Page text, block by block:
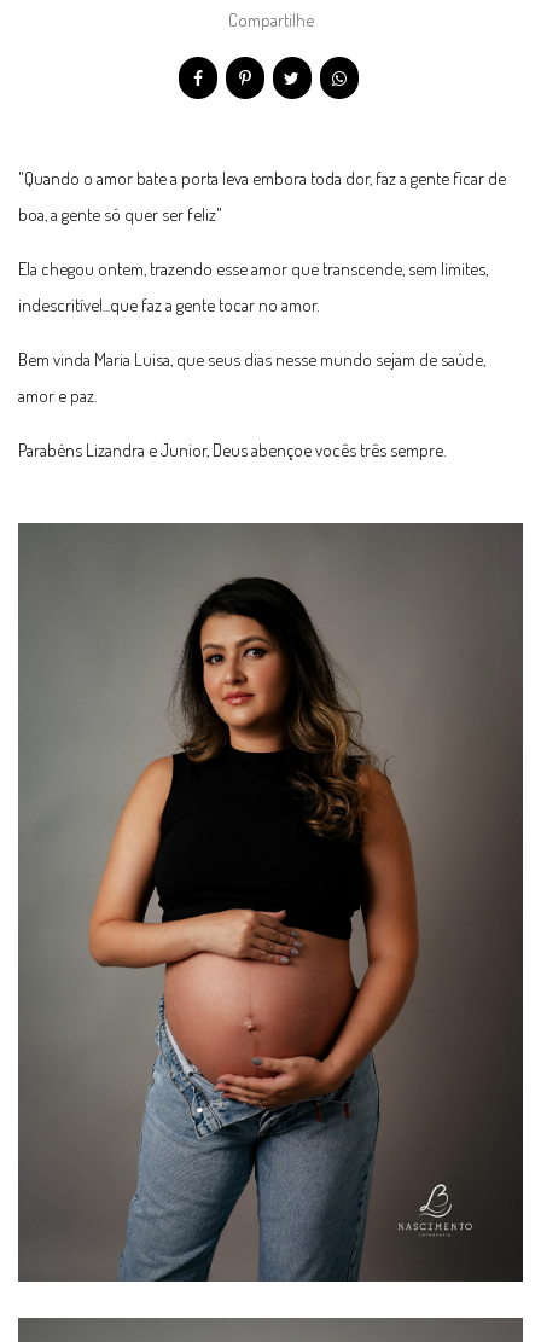
Compartilhe
"Quando o amor bate a porta leva embora toda dor, faz a gente ficar de
boa, a gente só quer ser feliz"
Ela chegou ontem, trazendo esse amor que transcende, sem limites,
indescritível...que faz a gente tocar no amor.
Bem vinda Maria Luisa, que seus dias nesse mundo sejam de saúde,
amor e paz.
Parabéns Lizandra e Junior, Deus abençoe vocês três sempre.